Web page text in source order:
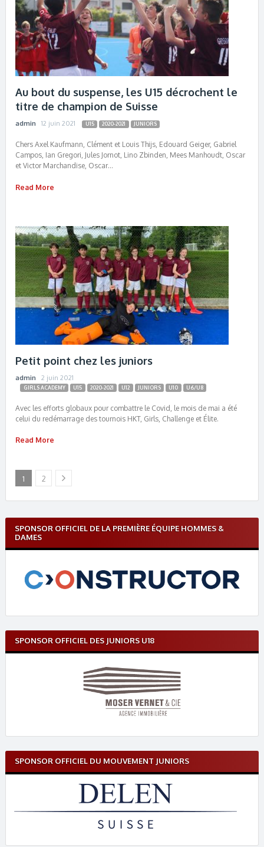
Au bout du suspense, les U15 décrochent le
titre de champion de Suisse
admin 12 juin 2021 U15 2020-2021 JUNIORS
Chers Axel Kaufmann, Clément et Louis Thijs, Edouard Geiger, Gabriel
Campos, Ian Gregori, Jules Jornot, Lino Zbinden, Mees Manhoudt, Oscar
et Victor Marchandise, Oscar…
Read More
Petit point chez les juniors
admin 2 juin 2021
GIRLS ACADEMY U15 2020-2021 U12 JUNIORS U10 U6/U8
Avec les efforts globaux pour combattre le Covid, le mois de mai a été
celui du redémarrage des tournois HKT, Girls, Challenge et Élite.
Read More
1 2
SPONSOR OFFICIEL DE LA PREMIÈRE ÉQUIPE HOMMES &
DAMES
SPONSOR OFFICIEL DES JUNIORS U18
SPONSOR OFFICIEL DU MOUVEMENT JUNIORS